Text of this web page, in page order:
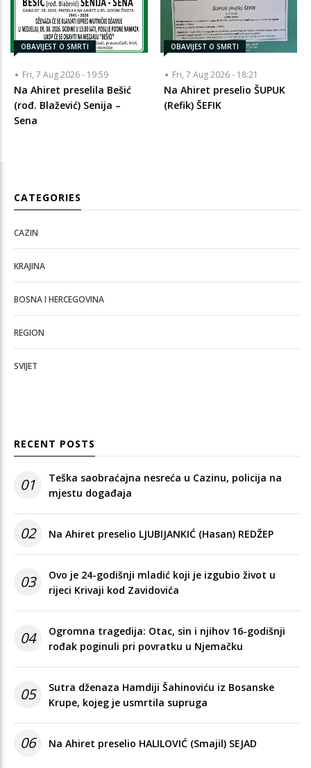
OBAVIJEST O SMRTI
Fri, 7 Aug 2026 - 19:59
Na Ahiret preselila Bešić
(rođ. Blažević) Senija –
Sena
OBAVIJEST O SMRTI
Fri, 7 Aug 2026 - 18:21
Na Ahiret preselio ŠUPUK
(Refik) ŠEFIK
CATEGORIES
CAZIN
KRAJINA
BOSNA I HERCEGOVINA
REGION
SVIJET
RECENT POSTS
01
Teška saobraćajna nesreća u Cazinu, policija na
mjestu događaja
02 Na Ahiret preselio LJUBIJANKIĆ (Hasan) REDŽEP
03
Ovo je 24-godišnji mladić koji je izgubio život u
rijeci Krivaji kod Zavidovića
04
Ogromna tragedija: Otac, sin i njihov 16-godišnji
rođak poginuli pri povratku u Njemačku
05
Sutra dženaza Hamdiji Šahinoviću iz Bosanske
Krupe, kojeg je usmrtila supruga
06 Na Ahiret preselio HALILOVIĆ (Smajil) SEJAD